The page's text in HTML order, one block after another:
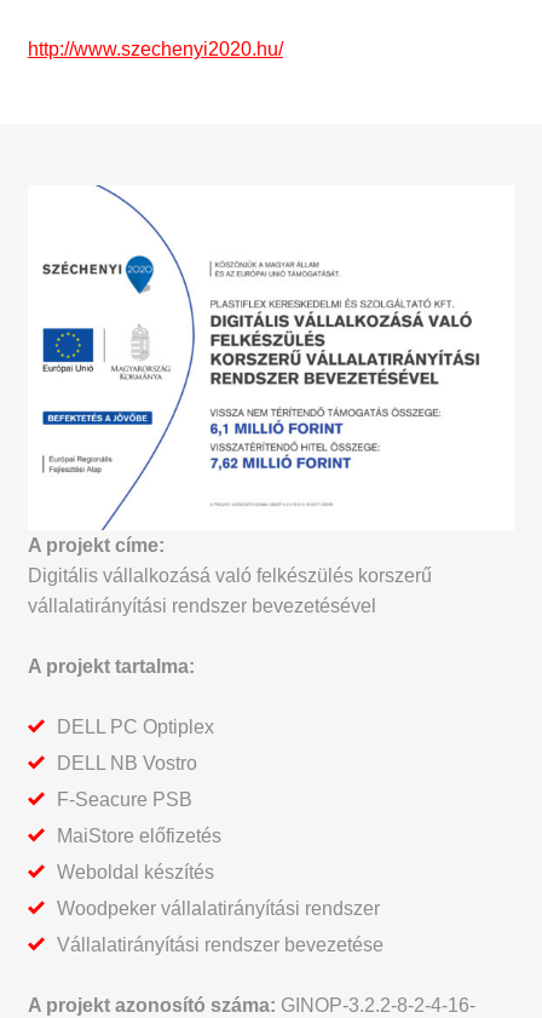
http://www.szechenyi2020.hu/
A projekt címe:
Digitális vállalkozásá való felkészülés korszerű
vállalatirányítási rendszer bevezetésével
A projekt tartalma:
DELL PC Optiplex
DELL NB Vostro
F-Seacure PSB
MaiStore előfizetés
Weboldal készítés
Woodpeker vállalatirányítási rendszer
Vállalatirányítási rendszer bevezetése
A projekt azonosító száma: GINOP-3.2.2-8-2-4-16-